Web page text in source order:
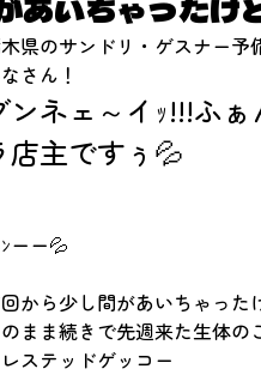
県のサンドリ・ゲスナー予
さん！
ンネェ～イｯ!!!ふぁ
店主ですぅ💦
ーー💦
から少し間があいちゃっ
まま続きで先週来た生体の
ステッドゲッコー